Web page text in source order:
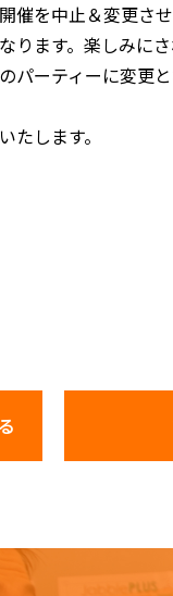
催を中止＆変更さ
ります。楽しみに
パーティーに変更
たします。